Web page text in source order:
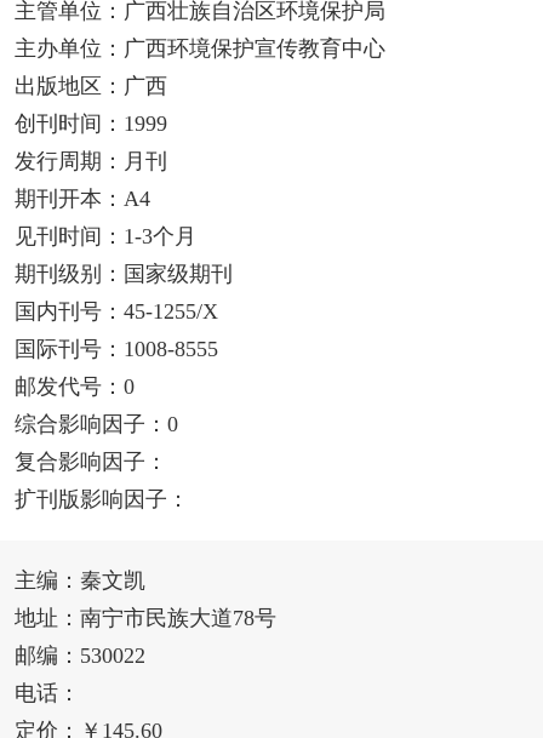
主管单位：广西壮族自治区环境保护局
主办单位：广西环境保护宣传教育中心
出版地区：广西
创刊时间：1999
发行周期：月刊
期刊开本：A4
见刊时间：1-3个月
期刊级别：国家级期刊
国内刊号：45-1255/X
国际刊号：1008-8555
邮发代号：0
综合影响因子：0
复合影响因子：
扩刊版影响因子：
主编：秦文凯
地址：南宁市民族大道78号
邮编：530022
电话：
定价：￥145.60